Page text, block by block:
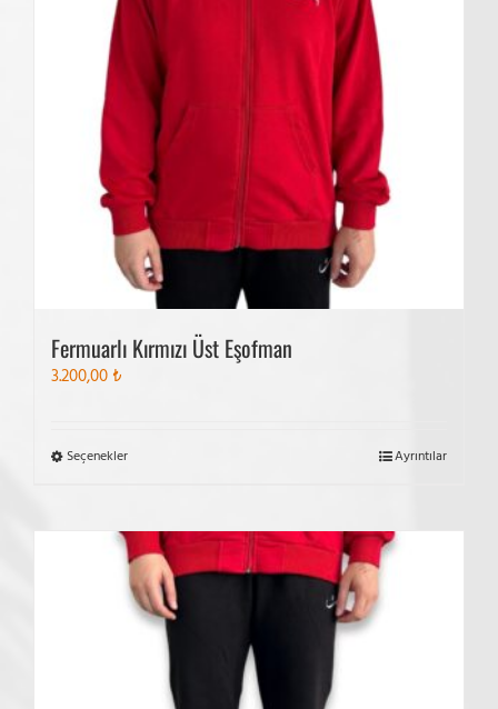
Fermuarlı Kırmızı Üst Eşofman
3.200,00 ₺
SeçeneklerBu
fazla
varyasyonu
var.
Seçenekler
ürün
sayfasından
seçilebilir
Ayrıntılar